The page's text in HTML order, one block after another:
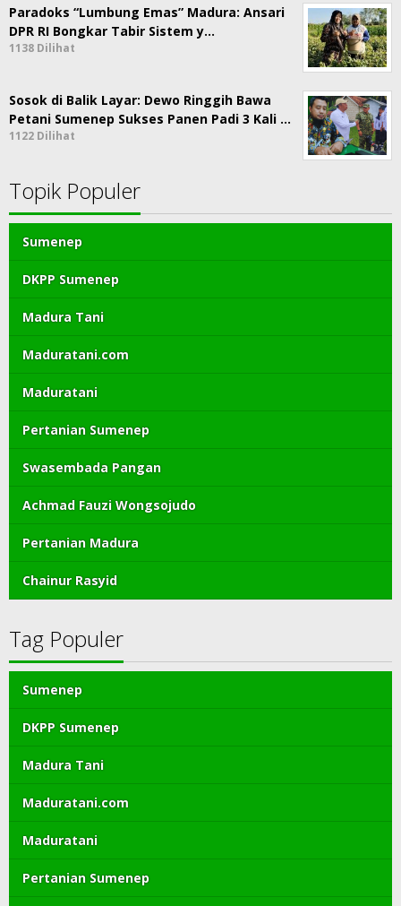
Paradoks “Lumbung Emas” Madura: Ansari
DPR RI Bongkar Tabir Sistem y…
1138 Dilihat
Sosok di Balik Layar: Dewo Ringgih Bawa
Petani Sumenep Sukses Panen Padi 3 Kali …
1122 Dilihat
Topik Populer
Sumenep
DKPP Sumenep
Madura Tani
Maduratani.com
Maduratani
Pertanian Sumenep
Swasembada Pangan
Achmad Fauzi Wongsojudo
Pertanian Madura
Chainur Rasyid
Tag Populer
Sumenep
DKPP Sumenep
Madura Tani
Maduratani.com
Maduratani
Pertanian Sumenep